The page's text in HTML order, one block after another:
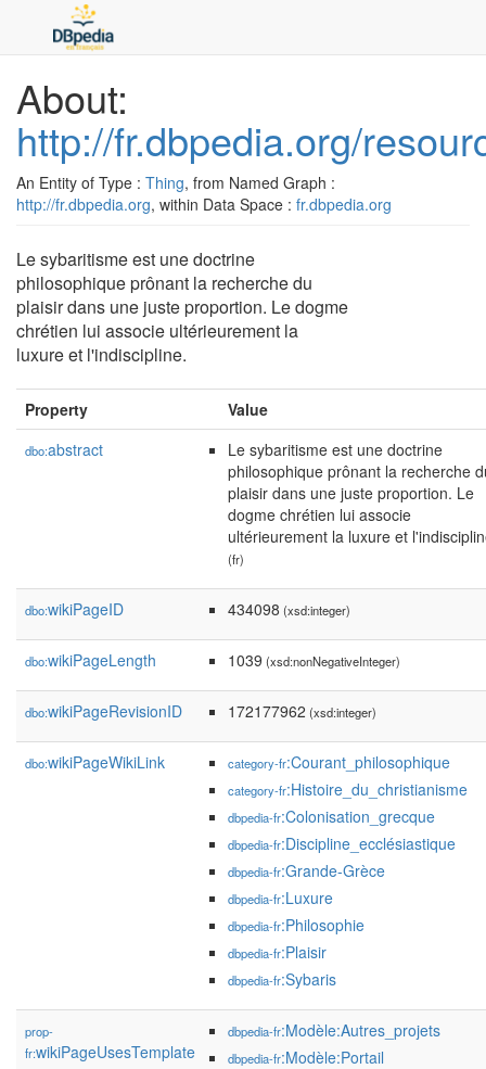
About:
http://fr.dbpedia.org/
An Entity of Type : Thing, from Named Graph :
http://fr.dbpedia.org, within Data Space : fr.dbpedia.org
Le sybaritisme est une doctrine
philosophique prônant la recherche du
plaisir dans une juste proportion. Le dogme
chrétien lui associe ultérieurement la
luxure et l'indiscipline.
Property Value
dbo:abstract
Le sybaritisme est une doctrine
philosophique prônant la recherche
plaisir dans une juste proportion. Le
dogme chrétien lui associe
ultérieurement la luxure et
(fr)
dbo:wikiPageID 434098 (xsd:integer)
dbo:wikiPageLength 1039 (xsd:nonNegativeInteger)
dbo:wikiPageRevisionID 172177962 (xsd:integer)
dbo:wikiPageWikiLink category-fr:Courant_philosophique
category-fr:Histoire_du_christianisme
dbpedia-fr:Colonisation_grecque
dbpedia-fr:Discipline_ecclésiastique
dbpedia-fr:Grande-Grèce
dbpedia-fr:Luxure
dbpedia-fr:Philosophie
dbpedia-fr:Plaisir
dbpedia-fr:Sybaris
prop-
fr:wikiPageUsesTemplate
dbpedia-fr:Modèle:Autres_projets
dbpedia-fr:Modèle:Portail